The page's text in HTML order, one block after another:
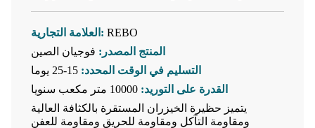
العلامة التجارية: REBO
المنتج المصدر: فوجيان الصين
التسليم في الوقت المحدد: 15-25 يوما
القدرة على التوريد: 10000 متر مكعب سنويا
يتميز حظيرة الخيزران المستقرة بالكثافة العالية
ومقاومة التآكل ومقاومة للحريق ومقاومة للعفن